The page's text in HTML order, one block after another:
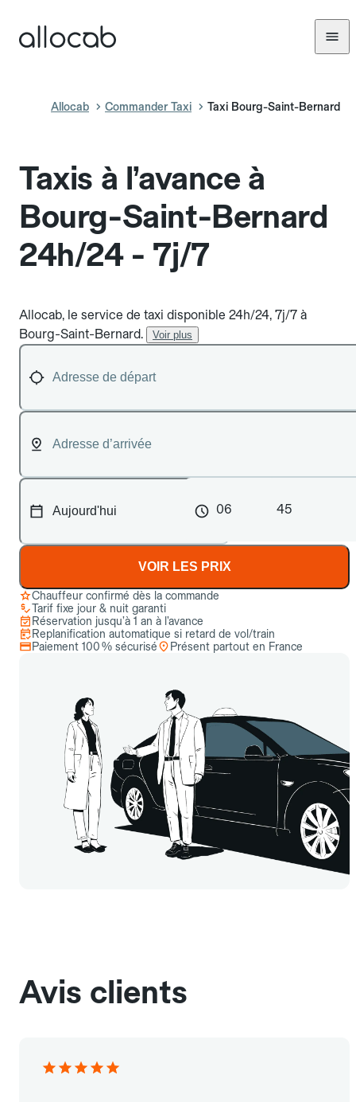
Allocab Commander Taxi Taxi Bourg-Saint-Bernard
Taxis à l’avance à
Bourg-Saint-Bernard
24h/24 - 7j/7
Allocab, le service de taxi disponible 24h/24, 7j/7 à
Bourg-Saint-Bernard.
Voir plus
06 45
VOIR LES PRIX
Chauffeur confirmé dès la commande
Tarif fixe jour & nuit garanti
Réservation jusqu’à 1 an à l’avance
Replanification automatique si retard de vol/train
Paiement 100 % sécurisé
Présent partout en France
Avis clients